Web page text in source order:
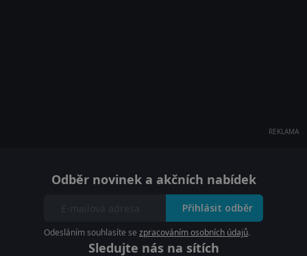
REKLAMA
Odběr novinek a akčních nabídek
Přihlásit odběr
Odesláním souhlasíte se zpracováním osobních údajů.
Sledujte nás na sítích